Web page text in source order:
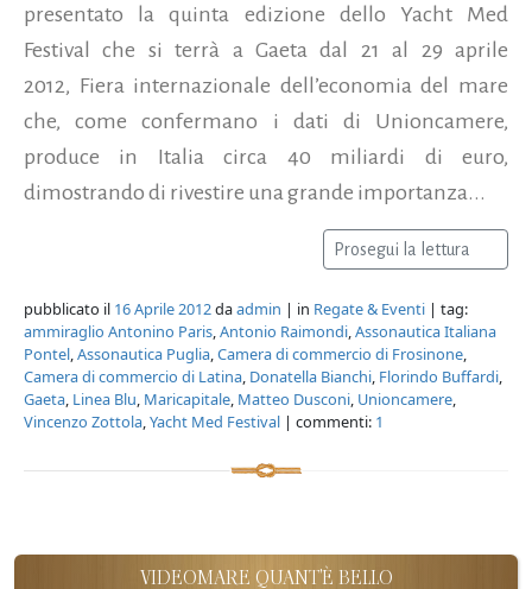
presentato la quinta edizione dello Yacht Med
Festival che si terrà a Gaeta dal 21 al 29 aprile
2012, Fiera internazionale dell’economia del mare
che, come confermano i dati di Unioncamere,
produce in Italia circa 40 miliardi di euro,
dimostrando di rivestire una grande importanza...
Prosegui la lettura
pubblicato il 16 Aprile 2012daadmin | in Regate & Eventi | tag:
ammiraglio Antonino Paris,Antonio Raimondi,Assonautica Italiana
Pontel,Assonautica Puglia,Camera di commercio di Frosinone,
Camera di commercio di Latina, Donatella Bianchi, Florindo Buffardi,
Gaeta, Linea Blu, Maricapitale, Matteo Dusconi, Unioncamere,
Vincenzo Zottola,Yacht Med Festival | commenti: 1
VIDEOMARE QUANT'È BELLO